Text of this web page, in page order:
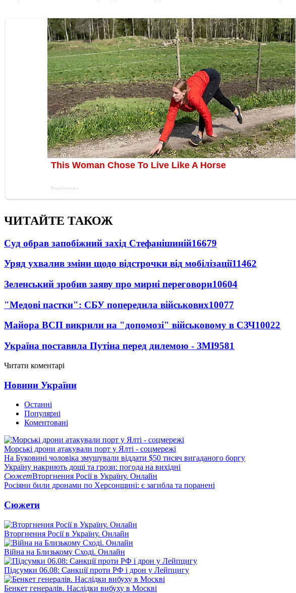
ЧИТАЙТЕ ТАКОЖ
Суд обрав запобіжний захід Стефанішиній16679
Уряд ухвалив зміни щодо відстрочки від мобілізації11462
Зеленський зробив заяву про мирні переговори10604
"Медові пастки": СБУ попередила військових10077
Майора ВСП викрили на "допомозі" військовому в СЗЧ10022
Україна поставила Путіна перед дилемою - ЗМІ9581
Читати коментарі
Новини України
Останні
Популярні
Коментовані
Морські дрони атакували порт у Ялті - соцмережі
На Буковині чоловіка змушували віддати $50 тисяч вигаданого боргу
Україну накриють дощі та грози: погода на вихідні
СюжетВторгнення Росії в Україну. Онлайн
Росіяни били дронами по Херсонщині: є загибла та поранені
Сюжети
Вторгнення Росії в Україну. Онлайн
Війна на Близькому Сході. Онлайн
Підсумки 06.08: Санкції проти РФ і дрон у Лейпцигу
Бенкет генералів. Наслідки вибуху в Москві